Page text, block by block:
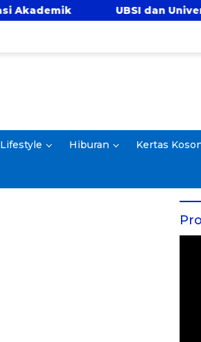
UBSI dan Universitas Panca
Lifestyle Hiburan Kertas